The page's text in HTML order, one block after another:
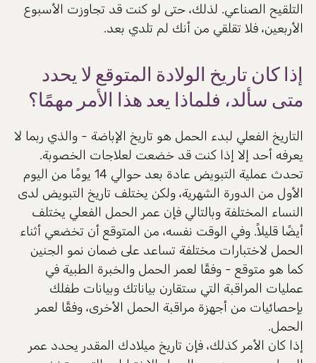
التلقيح الصناعي. لذلك، حتى لو كنت قد تجاوزت الأسبوع
الأربعين، فلا تقلقي من أنك لم تلدي بعد.
إذا كان تاريخ الولادة المتوقع لا يحدد
متى سألد، فلماذا يعد هذا الأمر مهمًا؟
التاريخ الفعلي لبدء الحمل هو تاريخ الإباضة - والذي ربما لا
يعرفه أحد إلا إذا كنت قد خضعت لعلاجات الخصوبة.
تحدث عملية التبويض عادة بعد حوالي 14 يومًا من اليوم
الأول من الدورة الشهرية، ولكن يختلف تاريخ التبويض لدى
النساء المختلفة وبالتالي فإن عمر الحمل الفعلي يختلف
أيضًا قليلاً. وفي الوقت نفسه، من المتوقع أن تخضعي أثناء
الحمل لاختبارات مختلفة تساعد على ضمان نمو الجنين
كما هو متوقع - وفقًا لعمر الحمل والخبرة الطبية في
عمليات المراقبة التي ستقارن بياناتك وبيانات طفلك
بإحصائيات من أجهزة مراقبة الحمل الأخرى، وفقًا لعمر
الحمل.
إذا كان الأمر كذلك، فإن تاريخ ميلادك المقدر يحدد عمر